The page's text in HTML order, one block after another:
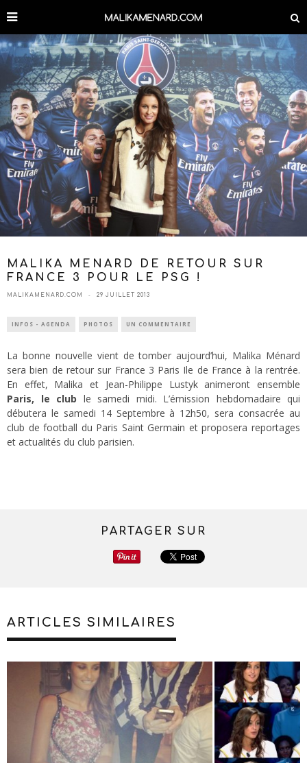
MALIKA MENARD DE RETOUR SUR
FRANCE 3 POUR LE PSG !
MALIKAMENARD.COM 29 JUILLET 2013
INFOS - AGENDA PHOTOS UN COMMENTAIRE
La bonne nouvelle vient de tomber aujourd’hui, Malika Ménard
sera bien de retour sur France 3 Paris Ile de France à la rentrée.
En effet, Malika et Jean-Philippe Lustyk animeront ensemble
Paris, le club le samedi midi. L’émission hebdomadaire qui
débutera le samedi 14 Septembre à 12h50, sera consacrée au
club de football du Paris Saint Germain et proposera reportages
et actualités du club parisien.
PARTAGER SUR
ARTICLES SIMILAIRES